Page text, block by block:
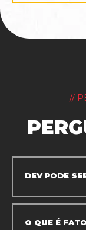
//
DEV PODE
O QUE É